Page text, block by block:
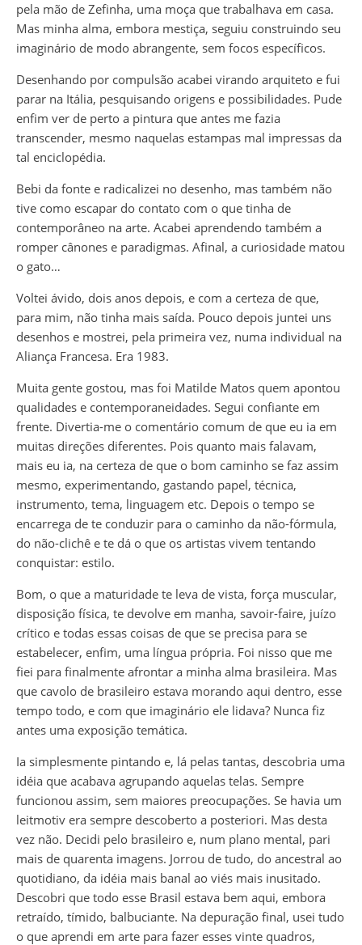
pela mão de Zefinha, uma moça que trabalhava em casa.
Mas minha alma, embora mestiça, seguiu construindo seu
imaginário de modo abrangente, sem focos específicos.
Desenhando por compulsão acabei virando arquiteto e fui
parar na Itália, pesquisando origens e possibilidades. Pude
enfim ver de perto a pintura que antes me fazia
transcender, mesmo naquelas estampas mal impressas da
tal enciclopédia.
Bebi da fonte e radicalizei no desenho, mas também não
tive como escapar do contato com o que tinha de
contemporâneo na arte. Acabei aprendendo também a
romper cânones e paradigmas. Afinal, a curiosidade matou
o gato…
Voltei ávido, dois anos depois, e com a certeza de que,
para mim, não tinha mais saída. Pouco depois juntei uns
desenhos e mostrei, pela primeira vez, numa individual na
Aliança Francesa. Era 1983.
Muita gente gostou, mas foi Matilde Matos quem apontou
qualidades e contemporaneidades. Segui confiante em
frente. Divertia-me o comentário comum de que eu ia em
muitas direções diferentes. Pois quanto mais falavam,
mais eu ia, na certeza de que o bom caminho se faz assim
mesmo, experimentando, gastando papel, técnica,
instrumento, tema, linguagem etc. Depois o tempo se
encarrega de te conduzir para o caminho da não-fórmula,
do não-clichê e te dá o que os artistas vivem tentando
conquistar: estilo.
Bom, o que a maturidade te leva de vista, força muscular,
disposição física, te devolve em manha, savoir-faire, juízo
crítico e todas essas coisas de que se precisa para se
estabelecer, enfim, uma língua própria. Foi nisso que me
fiei para finalmente afrontar a minha alma brasileira. Mas
que cavolo de brasileiro estava morando aqui dentro, esse
tempo todo, e com que imaginário ele lidava? Nunca fiz
antes uma exposição temática.
Ia simplesmente pintando e, lá pelas tantas, descobria uma
idéia que acabava agrupando aquelas telas. Sempre
funcionou assim, sem maiores preocupações. Se havia um
leitmotiv era sempre descoberto a posteriori. Mas desta
vez não. Decidi pelo brasileiro e, num plano mental, pari
mais de quarenta imagens. Jorrou de tudo, do ancestral ao
quotidiano, da idéia mais banal ao viés mais inusitado.
Descobri que todo esse Brasil estava bem aqui, embora
retraído, tímido, balbuciante. Na depuração final, usei tudo
o que aprendi em arte para fazer esses vinte quadros,